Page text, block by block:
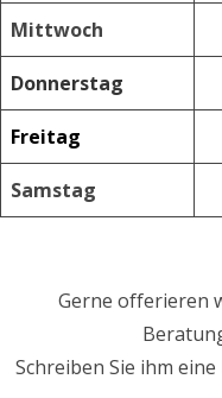
Mittwoch
Donnerstag
Freitag
Samstag
Gerne offerieren
Schreiben Sie ihm eine